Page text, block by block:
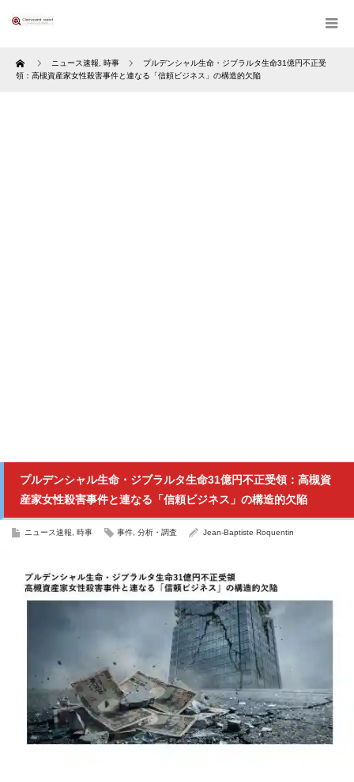
Home ニュース速報 時事
プルデンシャル生命・ジブラルタ生命31億円不正受
領：高槻資産家女性殺害事件と連なる「信頼ビジネス」の構造的欠陥
プルデンシャル生命・ジブラルタ生命31億円不正受領：高槻資
産家女性殺害事件と連なる「信頼ビジネス」の構造的欠陥
ニュース速報 時事 事件 分析・調査 Jean-Baptiste Roquentin